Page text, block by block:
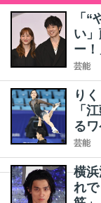
「
い
ー
芸能
り
「
る
芸能
横
れ